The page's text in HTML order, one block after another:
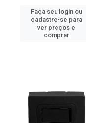
Faça seu login ou
cadastre-se para
ver preços e
comprar